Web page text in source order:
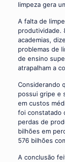
limpeza gera
A falta de
produtividade.
academias,
problemas de
de ensino
atrapalham a
Considerando
possui gripe e
em custos
foi constatado
perdas de
bilhões em
576 bilhões
A conclusão